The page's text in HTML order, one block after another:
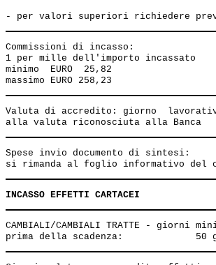
Commissioni di incasso:
1 per mille dell'importo incassato
minimo  EURO  25,82
Valuta di accredito: giorno
Spese invio documento di sintesi:
INCASSO EFFETTI CARTACEI
CAMBIALI/CAMBIALI TRATTE - giorni